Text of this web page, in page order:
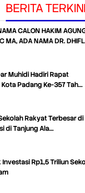
BERITA TERKINI
CALON HAKIM
MA, ADA NAMA DR.
Muhidi Hadiri Rapat
Padang Ke-357 Tah…
Rakyat Terbesar di
di Tanjung Ala…
Rp1,5 Triliun